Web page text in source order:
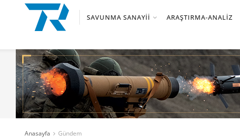
SAVUNMA SANAYII ARAŞTIRMA-ANALIZ
Anasayfa Gündem